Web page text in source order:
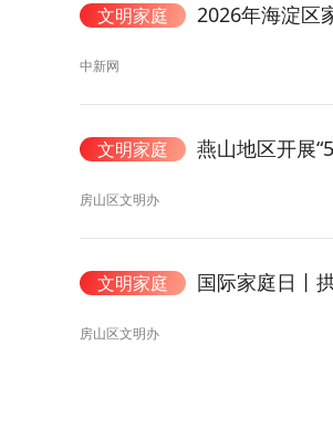
文明家庭 2026年海淀区
中新网
文明家庭 燕山地区开展
房山区文明办
文明家庭 国际家庭日丨
房山区文明办